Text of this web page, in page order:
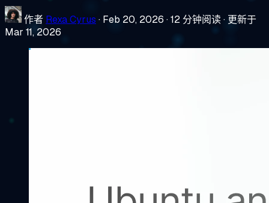
作者 Rexa Cyrus · Feb 20, 2026 ·12 分钟阅读· 更新于
Mar 11, 2026